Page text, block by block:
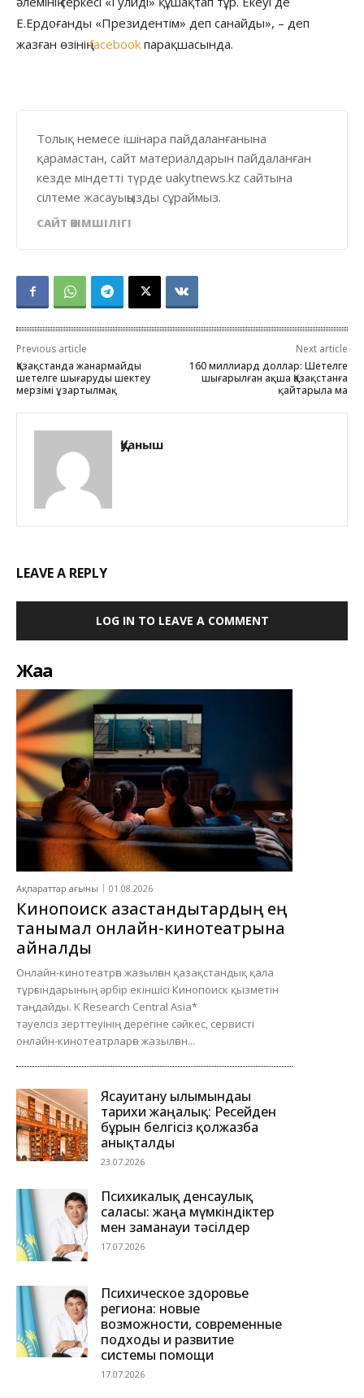
Е.Ердоғанды «Президентім» деп санайды», – деп
жазған өзініңfacebook парақшасында.
Толық немесе ішінара пайдаланғанына
қарамастан, сайт материалдарын пайдаланған
кезде міндетті түрде uakytnews.kz сайтына
сілтеме жасауыңызды сұраймыз.
САЙТ ӘКІМШІЛІГІ
Previous article
Қазақстанда жанармайды
шетелге шығаруды шектеу
мерзімі ұзартылмақ
Next article
160 миллиард доллар: Шетелге
шығарылған ақша Қазақстанға
қайтарыла ма
Қуаныш
LEAVE A REPLY
LOG IN TO LEAVE A COMMENT
Жаңа
Ақпараттар ағыны 01.08.2026
Кинопоиск қазақстандықтардың ең
танымал онлайн-кинотеатрына
айналды
Онлайн-кинотеатрға жазылған қазақстандық қала
тұрғындарының әрбір екіншісі Кинопоиск қызметін
таңдайды. K Research Central Asia*
тәуелсіз зерттеуінің дерегіне сәйкес, сервисті
онлайн-кинотеатрларға жазылған...
Ясауитану ғылымындағы
тарихи жаңалық: Ресейден
бұрын белгісіз қолжазба
анықталды
23.07.2026
Психикалық денсаулық
саласы: жаңа мүмкіндіктер
мен заманауи тәсілдер
17.07.2026
Психическое здоровье
региона: новые
возможности, современные
подходы и развитие
системы помощи
17.07.2026